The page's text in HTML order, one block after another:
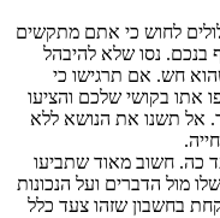
לחוש כי אתם מתקשים
נסו שלא להיבהל
חש. אם תרגישו כי
אתו בקושי שלכם והציעו
אל תשנו את הנושא ללא
כה. חשוב מאוד שתביעו
מול הדברים ועל הנכונות
בחשבון שזהו צעד כלל